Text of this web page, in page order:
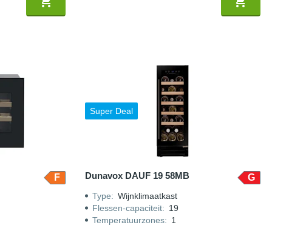
F
Super Deal
Dunavox DAUF 19 58MB G
Type: Wijnklimaatkast
Flessen-capaciteit: 19
Temperatuurzones: 1